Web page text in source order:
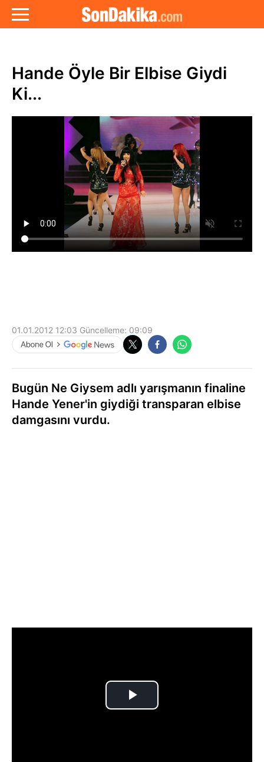
Hande Öyle Bir Elbise Giydi
Ki...
01.01.2012 12:03 Güncelleme: 09:09
Bugün Ne Giysem adlı yarışmanın finaline
Hande Yener'in giydiği transparan elbise
damgasını vurdu.